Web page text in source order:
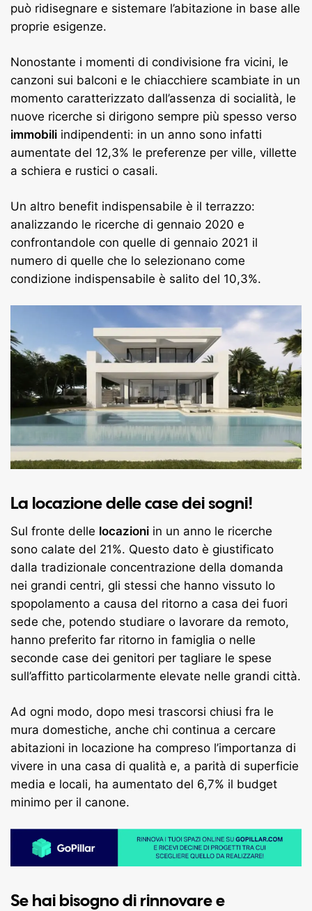
può ridisegnare e sistemare l’abitazione in base alle
proprie esigenze.
Nonostante i momenti di condivisione fra vicini, le
canzoni sui balconi e le chiacchiere scambiate in un
momento caratterizzato dall’assenza di socialità, le
nuove ricerche si dirigono sempre più spesso verso
immobili indipendenti: in un anno sono infatti
aumentate del 12,3% le preferenze per ville, villette
a schiera e rustici o casali.
Un altro benefit indispensabile è il terrazzo:
analizzando le ricerche di gennaio 2020 e
confrontandole con quelle di gennaio 2021 il
numero di quelle che lo selezionano come
condizione indispensabile è salito del 10,3%.
La locazione delle case dei sogni!
Sul fronte delle locazioni in un anno le ricerche
sono calate del 21%. Questo dato è giustificato
dalla tradizionale concentrazione della domanda
nei grandi centri, gli stessi che hanno vissuto lo
spopolamento a causa del ritorno a casa dei fuori
sede che, potendo studiare o lavorare da remoto,
hanno preferito far ritorno in famiglia o nelle
seconde case dei genitori per tagliare le spese
sull’affitto particolarmente elevate nelle grandi città.
Ad ogni modo, dopo mesi trascorsi chiusi fra le
mura domestiche, anche chi continua a cercare
abitazioni in locazione ha compreso l’importanza di
vivere in una casa di qualità e, a parità di superficie
media e locali, ha aumentato del 6,7% il budget
minimo per il canone.
Se hai bisogno di rinnovare e